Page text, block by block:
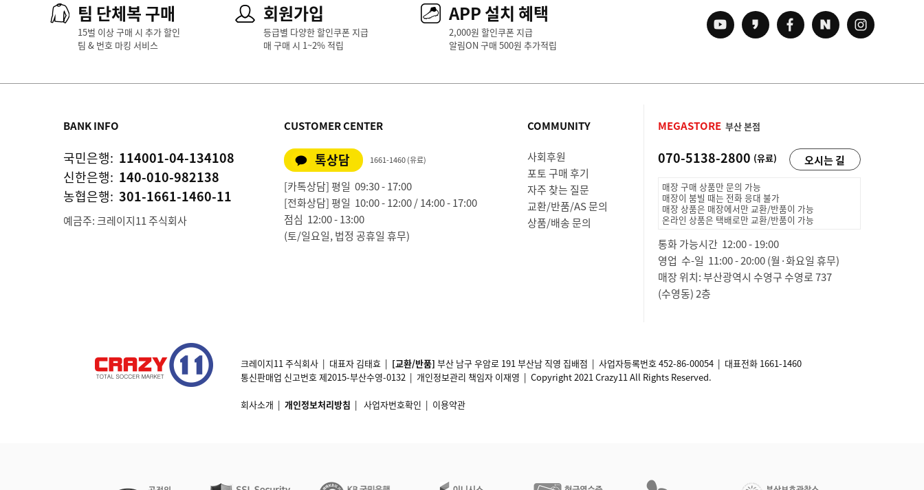
팀 단체복 구매
15벌 이상 구매 시 추가 할인
팀 & 번호 마킹 서비스
회원가입
등급별 다양한 할인쿠폰 지급
매 구매 시 1~2% 적립
APP 설치 혜택
2,000원 할인쿠폰 지급
알림ON 구매 500원 추가적립
BANK INFO
국민은행: 114001-04-134108
신한은행: 140-010-982138
농협은행: 301-1661-1460-11
예금주: 크레이지11 주식회사
CUSTOMER CENTER
톡상담 1661-1460 (유료)
[카톡상담] 평일 09:30 - 17:00
[전화상담] 평일 10:00 - 12:00 / 14:00 - 17:00
점심 12:00 - 13:00
(토/일요일, 법정 공휴일 휴무)
COMMUNITY
사회후원
포토 구매 후기
자주 찾는 질문
교환/반품/AS 문의
상품/배송 문의
MEGASTORE 부산 본점
070-5138-2800 (유료) 오시는 길
매장 구매 상품만 문의 가능
매장이 붐빌 때는 전화 응대 불가
매장 상품은 매장에서만 교환/반품이 가능
온라인 상품은 택배로만 교환/반품이 가능
통화 가능시간 12:00 - 19:00
영업 수-일 11:00 - 20:00 (월·화요일 휴무)
매장 위치: 부산광역시 수영구 수영로 737
(수영동) 2층
크레이지11 주식회사 | 대표자 김태효 | [교환/반품] 부산 남구 우암로 191 부산남 직영 집배점 | 사업자등록번호452-86-00054 | 대표전화 1661-1460
통신판매업 신고번호 제2015-부산수영-0132 | 개인정보관리 책임자 이재영 | Copyright 2021 Crazy11 All Rights Reserved.
회사소개 | 개인정보처리방침 | 사업자번호확인 | 이용약관